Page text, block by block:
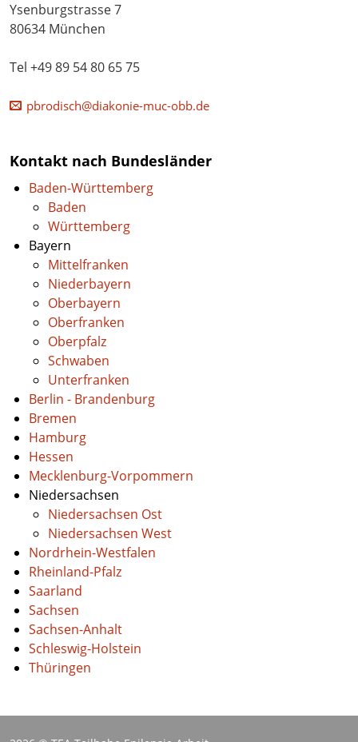
Ysenburgstrasse 7
80634 München
Tel +49 89 54 80 65 75
pbrodisch@diakonie-muc-obb.de
Kontakt nach Bundesländer
Baden-Württemberg
Baden
Württemberg
Bayern
Mittelfranken
Niederbayern
Oberbayern
Oberfranken
Oberpfalz
Schwaben
Unterfranken
Berlin - Brandenburg
Bremen
Hamburg
Hessen
Mecklenburg-Vorpommern
Niedersachsen
Niedersachsen Ost
Niedersachsen West
Nordrhein-Westfalen
Rheinland-Pfalz
Saarland
Sachsen
Sachsen-Anhalt
Schleswig-Holstein
Thüringen